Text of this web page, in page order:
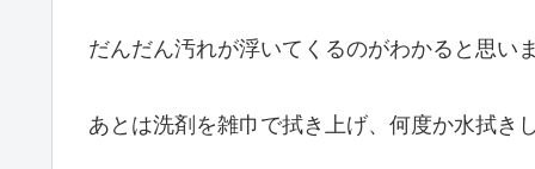
だんだん汚れが浮いてくるのがわかると思いま
あとは洗剤を雑巾で拭き上げ、何度か水拭き